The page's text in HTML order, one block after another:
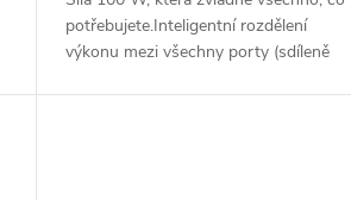
potřebujete.Inteligentní rozdělení
výkonu mezi všechny porty (sdíleně